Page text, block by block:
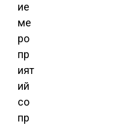
ие
ме
ро
пр
ият
ий
со
пр